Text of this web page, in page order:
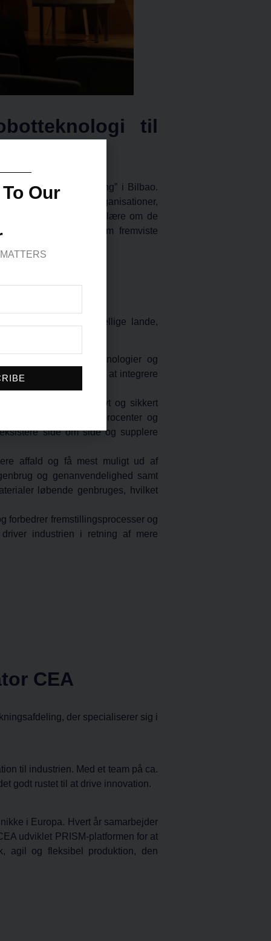
til
for Manufacturing” i Bilbao.
af mere end 50 organisationer,
mulighed for at lære om de
som fremviste
tjenester fra 8 forskellige lande,
avancerede teknologier og
produktiviteten ved at integrere
på at skabe et effektivt og sikkert
reducerede fejlprocenter og
side om side og supplere
affald og få mest muligt ud af
og genanvendelighed samt
løbende genbruges, hvilket
forbedrer fremstillingsprocesser og
industrien i retning af mere
CEA
der specialiserer sig i
til industrien. Med et team på ca.
godt rustet til at drive innovation.
i Europa. Hvert år samarbejder
udviklet PRISM-platformen for at
agil og fleksibel produktion, den
Our